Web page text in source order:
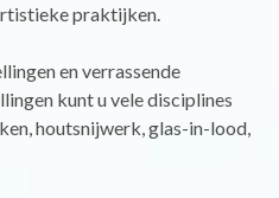
praktijken.
en verrassende
kunt u vele disciplines
houtsnijwerk, glas-in-lood,